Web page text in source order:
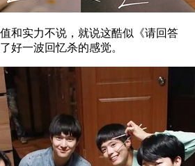
实力不说，就说这酷似《请回答
好一波回忆杀的感觉。